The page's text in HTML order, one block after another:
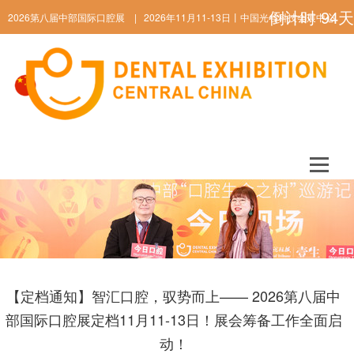
2026第八届中部国际口腔展 | 2026年11月11-13日丨中国光谷科技会展中心
倒计时94天
【定档通知】智汇口腔，驭势而上—— 2026第八届中
部国际口腔展定档11月11-13日！展会筹备工作全面启
动！